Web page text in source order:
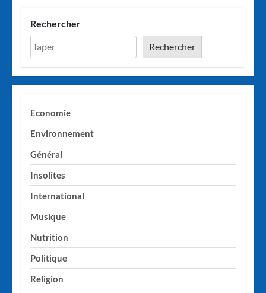
Rechercher
Rechercher
Economie
Environnement
Général
Insolites
International
Musique
Nutrition
Politique
Religion